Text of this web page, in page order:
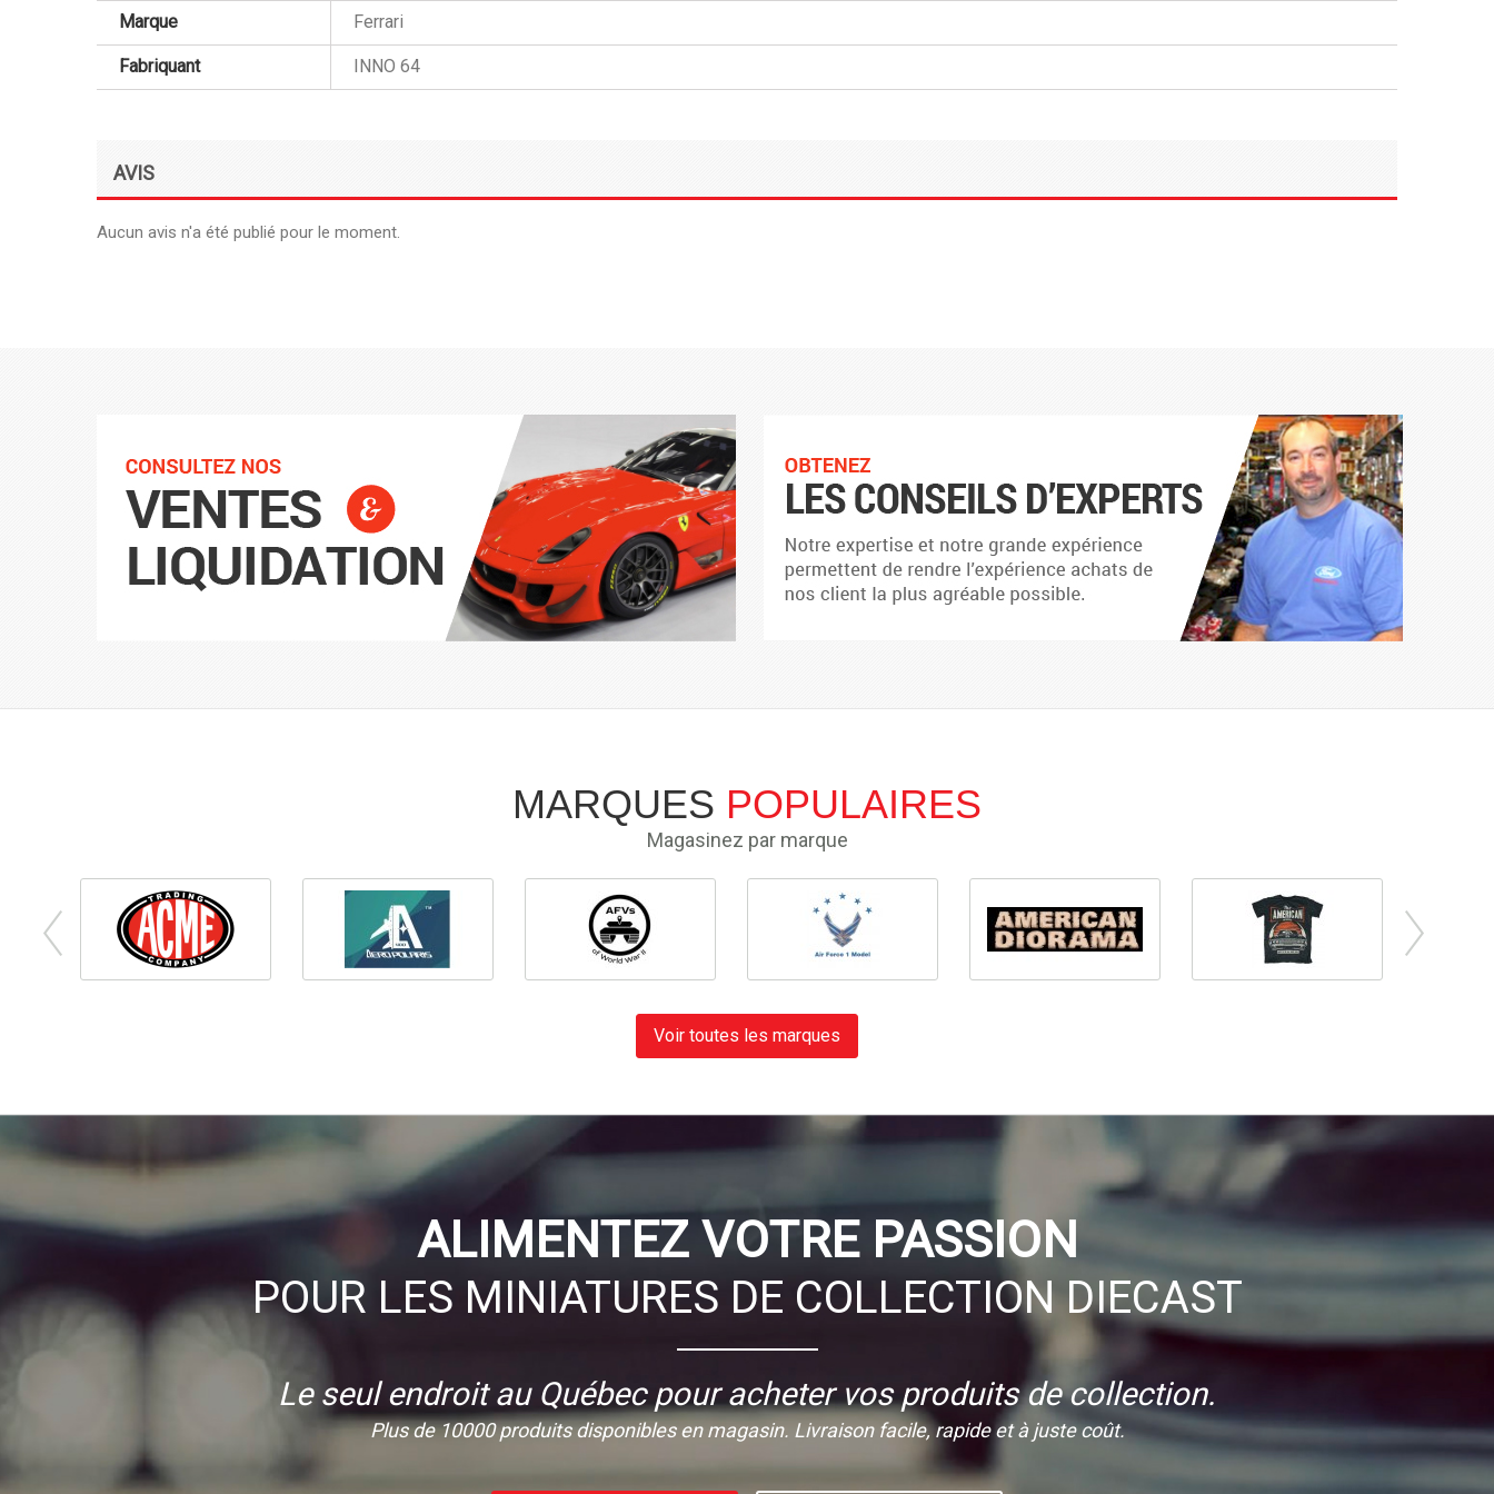
Marque Ferrari
Fabriquant INNO 64
AVIS
Aucun avis n'a été publié pour le moment.
MARQUES POPULAIRES
Magasinez par marque
Voir toutes les marques
ALIMENTEZ VOTRE PASSION
POUR LES MINIATURES DE COLLECTION DIECAST
Le seul endroit au Québec pour acheter vos produits de collection.
Plus de 10000 produits disponibles en magasin. Livraison facile, rapide et à juste coût.